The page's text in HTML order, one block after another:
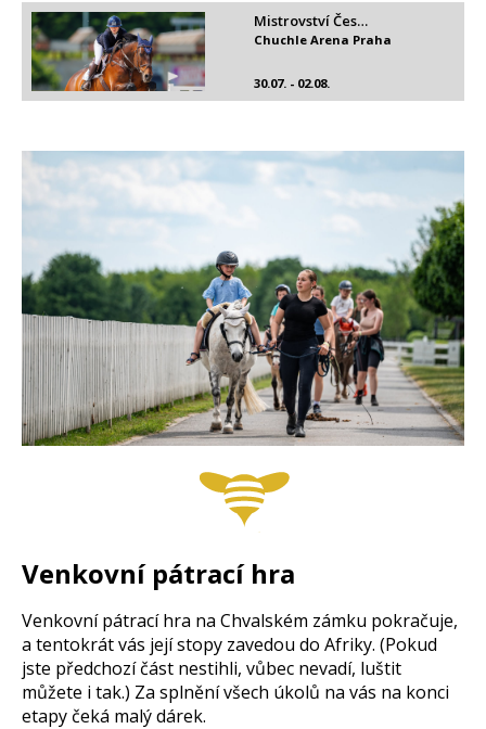
Mistrovství Čes…
30.07. - 02.08.
Chuchle Arena Praha
Venkovní pátrací hra
Venkovní pátrací hra na Chvalském zámku pokračuje,
a tentokrát vás její stopy zavedou do Afriky. (Pokud
jste předchozí část nestihli, vůbec nevadí, luštit
můžete i tak.) Za splnění všech úkolů na vás na konci
etapy čeká malý dárek.